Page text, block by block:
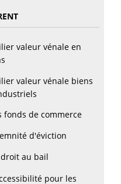
valeur vénale en
valeur vénale biens
fonds de commerce
d'éviction
au bail
pour les